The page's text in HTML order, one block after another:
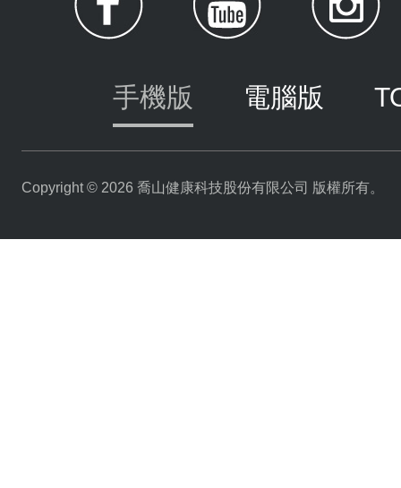
手機版 電腦版
Copyright © 2026 喬山健康科技股份有限公司 版權所有。